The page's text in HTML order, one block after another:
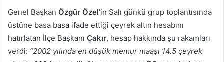
Genel Başkan Özgür Özel’in Salı günkü grup toplantısında
üstüne basa basa ifade ettiği çeyrek altın hesabını
hatırlatan İlçe Başkanı Çakır, hesap hakkında şu rakamları
verdi: “2002 yılında en düşük memur maaşı 14.5 çeyrek